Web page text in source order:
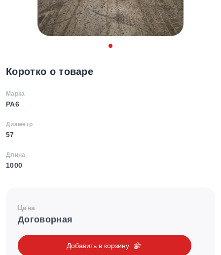
Коротко о товаре
Марка
PA6
Диаметр
57
Длина
1000
Цена
Договорная
Добавить в корзину